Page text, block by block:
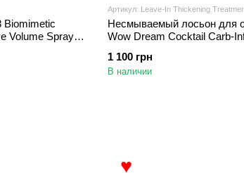
Biomimetic
Volume Spray
Артикул: Leave-In Thickening
Несмываемый лосьон для
Wow Dream Cocktail Carb-
1 100 грн
В наличии